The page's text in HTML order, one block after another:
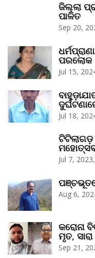
ଜିଲ୍ଲା
ପାଳିତ
Sep 20,
ପରଲୋକ
Jul 15,
Jul 18,
Jul 7,
Aug 6,
କରୋନା
ମୃତ,
Sep 21,